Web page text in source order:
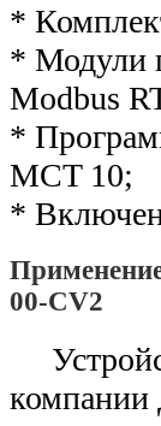
*
* Модули
Modbus
*
MCT 10;
*
00-CV2
компании